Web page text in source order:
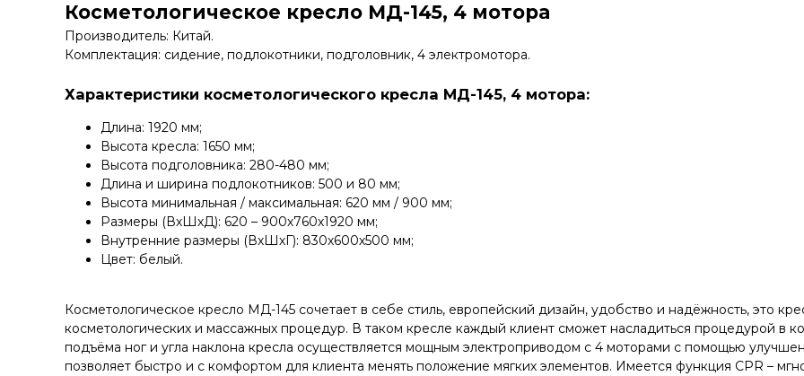
Косметологическое кресло МД-145, 4 мотора
Производитель: Китай.
Комплектация: сидение, подлокотники, подголовник, 4 электромотора.
Характеристики косметологического кресла МД-145, 4 мотора:
Длина: 1920 мм;
Высота кресла: 1650 мм;
Высота подголовника: 280-480 мм;
Длина и ширина подлокотников: 500 и 80 мм;
Высота минимальная / максимальная: 620 мм / 900 мм;
Размеры (ВхШхД): 620 – 900х760х1920 мм;
Внутренние размеры (ВхШхГ): 830х600х500 мм;
Цвет: белый.
Косметологическое кресло МД-145 сочетает в себе стиль, европейский дизайн, удобство и надёжность, это
косметологических и массажных процедур. В таком кресле каждый клиент сможет насладиться процедурой в
подъёма ног и угла наклона кресла осуществляется мощным электроприводом с 4 моторами с помощью
позволяет быстро и с комфортом для клиента менять положение мягких элементов. Имеется функция CPR –